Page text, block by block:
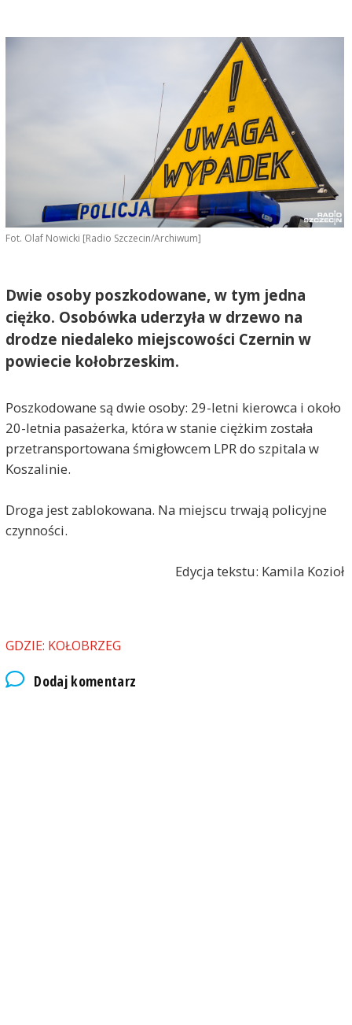
Fot. Olaf Nowicki [Radio Szczecin/Archiwum]
Dwie osoby poszkodowane, w tym jedna
ciężko. Osobówka uderzyła w drzewo na
drodze niedaleko miejscowości Czernin w
powiecie kołobrzeskim.
Poszkodowane są dwie osoby: 29-letni kierowca i około
20-letnia pasażerka, która w stanie ciężkim została
przetransportowana śmigłowcem LPR do szpitala w
Koszalinie.
Droga jest zablokowana. Na miejscu trwają policyjne
czynności.
Edycja tekstu: Kamila Kozioł
GDZIE: KOŁOBRZEG
Dodaj komentarz